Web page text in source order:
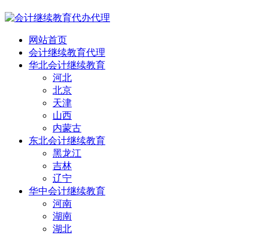
网站首页
会计继续教育代理
华北会计继续教育
河北
北京
天津
山西
内蒙古
东北会计继续教育
黑龙江
吉林
辽宁
华中会计继续教育
河南
湖南
湖北